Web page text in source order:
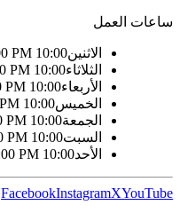
ساعات العمل
الاثنين10:00 AM - 9:00 PM
الثلاثاء10:00 AM - 9:00 PM
الأربعاء10:00 AM - 9:00 PM
الخميس10:00 AM - 9:00 PM
الجمعة10:00 AM - 9:00 PM
السبت10:00 AM - 9:00 PM
الأحد10:00 AM - 9:00 PM
FacebookInstagramXYouTube